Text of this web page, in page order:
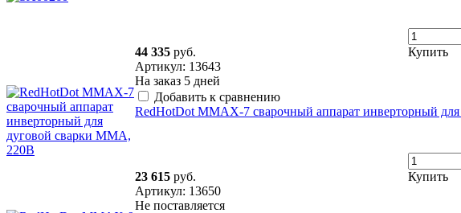
44 335 руб.
Купить
Артикул: 13643
На заказ 5 дней
Добавить к сравнению
RedHotDot MMAX-7 сварочный аппарат инверторный
23 615 руб.
Купить
Артикул: 13650
Не поставляется